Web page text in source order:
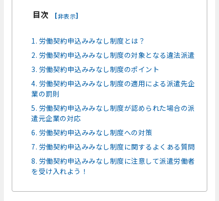
目次 [非表示]
1. 労働契約申込みみなし制度とは？
2. 労働契約申込みみなし制度の対象となる違法派遣
3. 労働契約申込みみなし制度のポイント
4. 労働契約申込みみなし制度の適用による派遣先企
業の罰則
5. 労働契約申込みみなし制度が認められた場合の派
遣元企業の対応
6. 労働契約申込みみなし制度への対策
7. 労働契約申込みみなし制度に関するよくある質問
8. 労働契約申込みみなし制度に注意して派遣労働者
を受け入れよう！